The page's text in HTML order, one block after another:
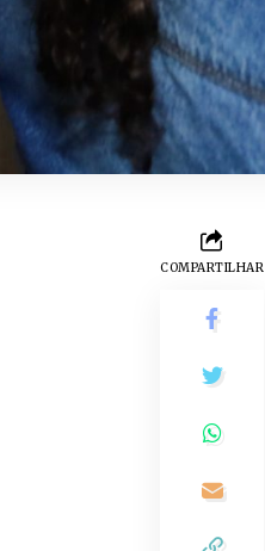
COMPARTILHAR